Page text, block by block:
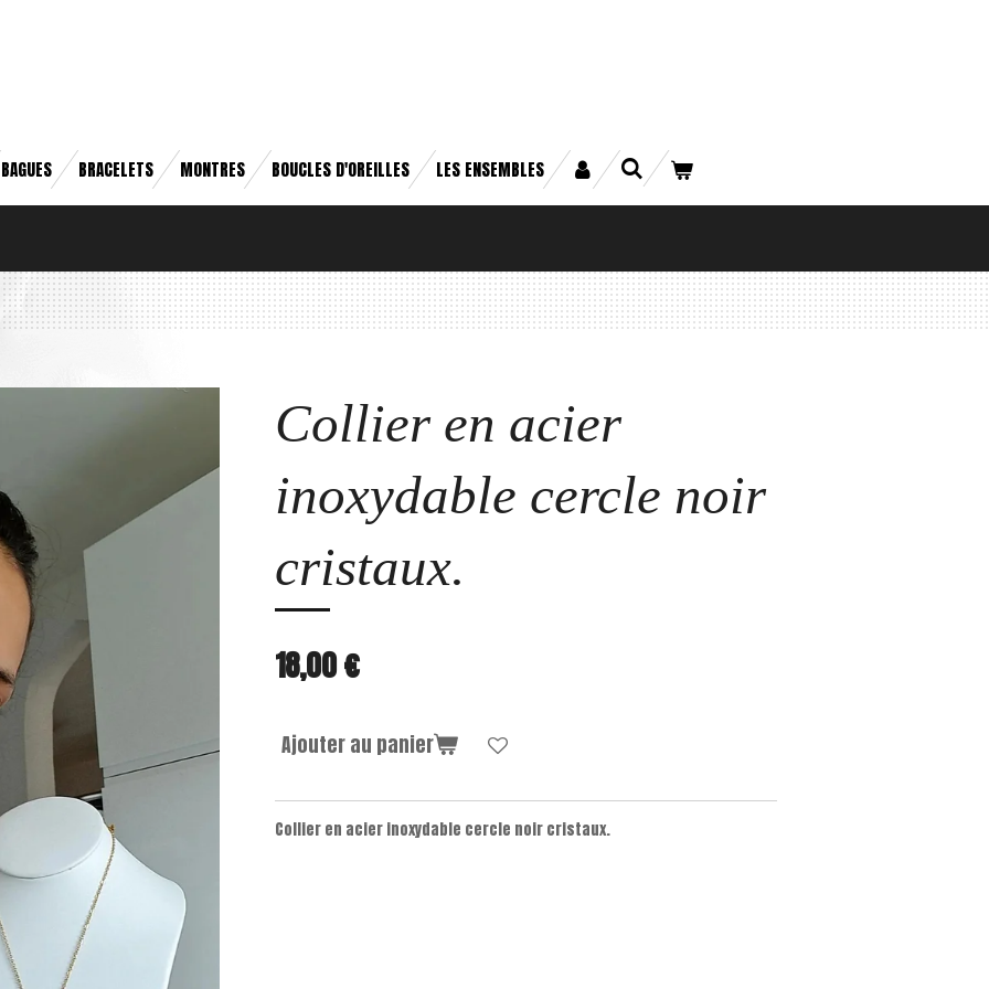
BAGUES BRACELETS MONTRES BOUCLES D'OREILLES LES ENSEMBLES
Collier en acier
inoxydable cercle noir
cristaux.
18,00 €
Ajouter au panier
Collier en acier inoxydable cercle noir cristaux.